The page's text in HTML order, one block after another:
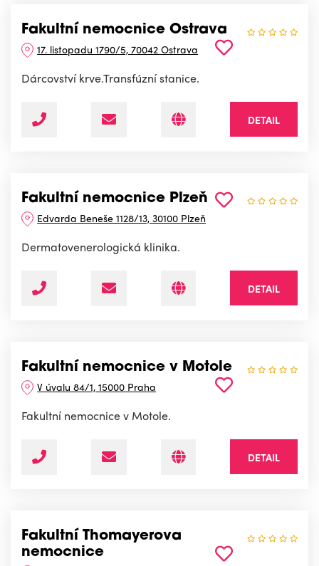
Fakultní nemocnice Ostrava
17. listopadu 1790/5, 70042 Ostrava
Dárcovství krve.Transfúzní stanice.
DETAIL
Fakultní nemocnice Plzeň
Edvarda Beneše 1128/13, 30100 Plzeň
Dermatovenerologická klinika.
DETAIL
Fakultní nemocnice v Motole
V úvalu 84/1, 15000 Praha
Fakultní nemocnice v Motole.
DETAIL
Fakultní Thomayerova
nemocnice